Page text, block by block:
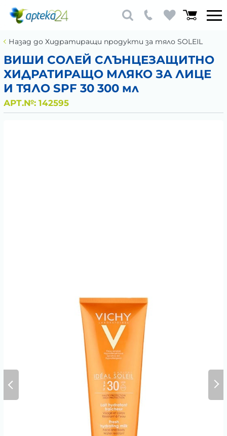
Назад до Хидратиращи продукти за тяло SOLEIL
ВИШИ СОЛЕЙ СЛЪНЦЕЗАЩИТНО
ХИДРАТИРАЩО МЛЯКО ЗА ЛИЦЕ
И ТЯЛО SPF 30 300 мл
АРТ.№: 142595